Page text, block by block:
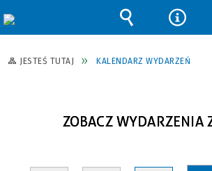
JESTEŚ TUTAJ KALENDARZ WYDARZEŃ
ZOBACZ WYDARZENIA